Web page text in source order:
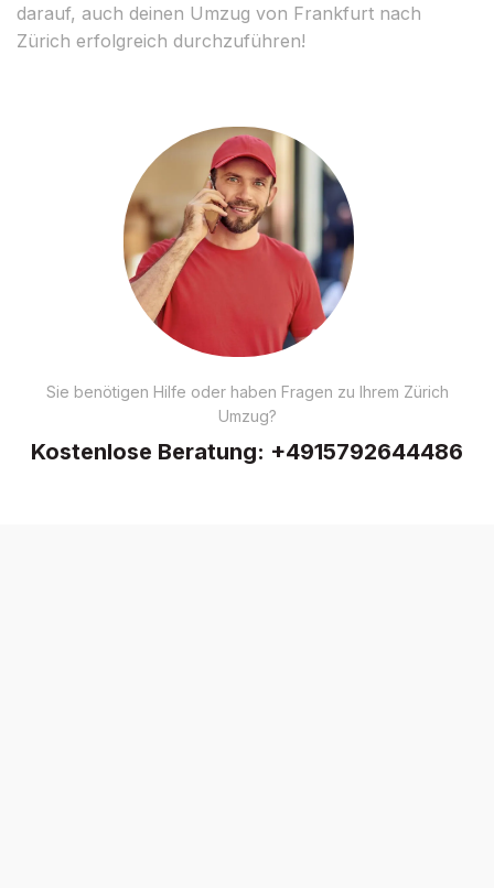
darauf, auch deinen Umzug von Frankfurt nach
Zürich erfolgreich durchzuführen!
Sie benötigen Hilfe oder haben Fragen zu Ihrem Zürich
Umzug?
Kostenlose Beratung: +4915792644486